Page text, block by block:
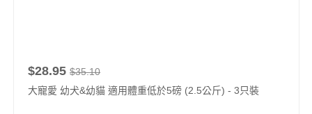
$28.95 $35.10
大寵愛 幼犬&幼貓 適用體重低於5磅 (2.5公斤) - 3只裝